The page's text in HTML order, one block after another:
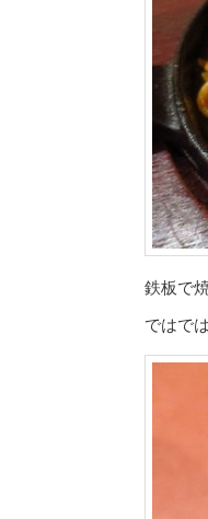
鉄板で
ではで